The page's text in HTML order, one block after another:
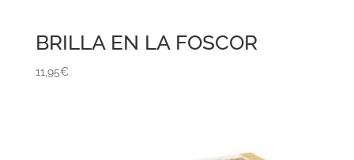
BRILLA EN LA FOSCOR
11,95€